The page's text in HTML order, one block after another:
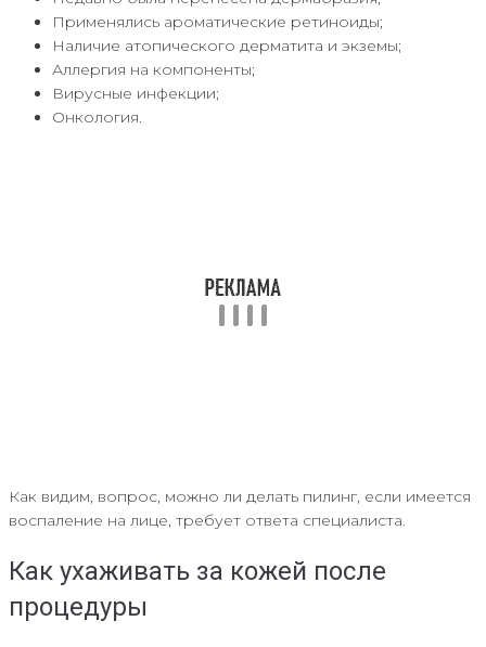
Применялись ароматические ретиноиды;
Наличие атопического дерматита и экземы;
Аллергия на компоненты;
Вирусные инфекции;
Онкология.
Как видим, вопрос, можно ли делать пилинг, если имеется
воспаление на лице, требует ответа специалиста.
Как ухаживать за кожей после
процедуры